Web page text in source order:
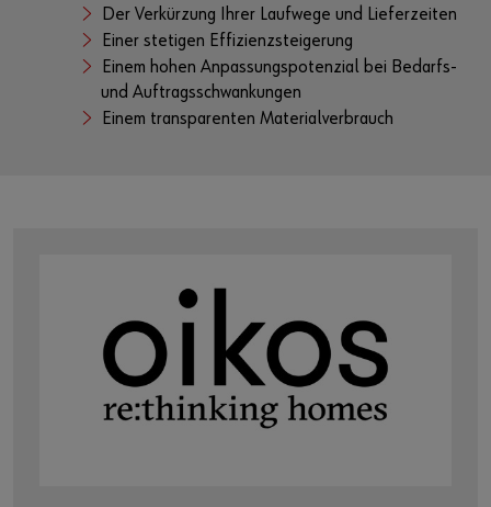
Der Verkürzung Ihrer Laufwege und Lieferzeiten
Einer stetigen Effizienzsteigerung
Einem hohen Anpassungspotenzial bei Bedarfs-
und Auftragsschwankungen
Einem transparenten Materialverbrauch